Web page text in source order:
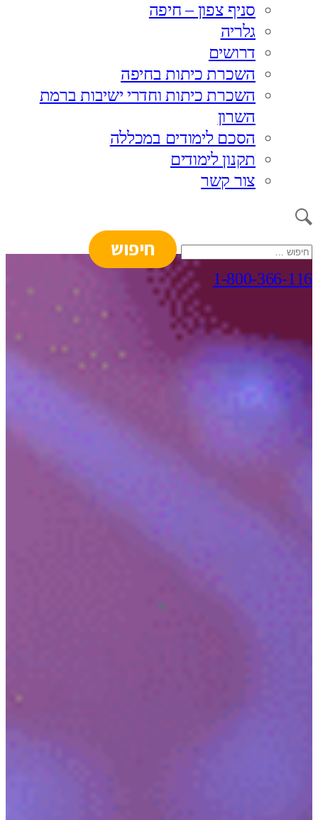
סניף צפון – חיפה
גלריה
דרושים
השכרת כיתות בחיפה
השכרת כיתות וחדרי ישיבות ברמת
השרון
הסכם לימודים במכללה
תקנון לימודים
צור קשר
חיפוש:
1-800-366-116